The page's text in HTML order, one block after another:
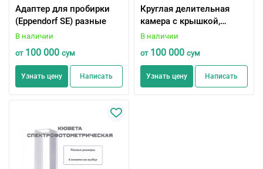
Адаптер для пробирки
(Eppendorf SE) разные
В наличии
от100 000 сум
Узнать цену Написать
Круглая делительная
камера с крышкой,
разных размеров (для
ТСХ)
В наличии
от100 000 сум
Узнать цену Написать